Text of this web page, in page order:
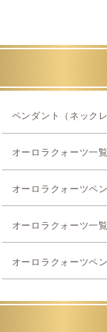
ペンダント（ネック
オーロラクォーツ一
オーロラクォーツペ
オーロラクォーツ一
オーロラクォーツペ